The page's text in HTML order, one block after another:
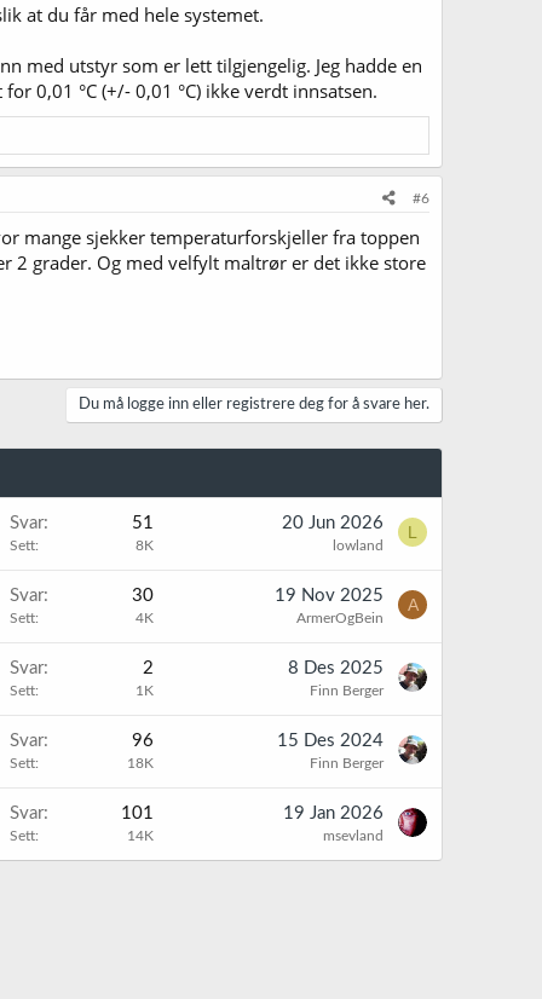
at du får med hele systemet.
med utstyr som er lett tilgjengelig. Jeg hadde en
0,01 °C (+/- 0,01 °C) ikke verdt innsatsen.
#6
mange sjekker temperaturforskjeller fra toppen
2 grader. Og med velfylt maltrør er det ikke store
Du må logge inn eller registrere deg for å svare her.
Svar 51
Sett 8K
20 Jun 2026
lowland
L
Svar 30
Sett 4K
19 Nov 2025
ArmerOgBein
A
Svar 2
Sett 1K
8 Des 2025
Finn Berger
Svar 96
Sett 18K
15 Des 2024
Finn Berger
Svar 101
Sett 14K
19 Jan 2026
msevland